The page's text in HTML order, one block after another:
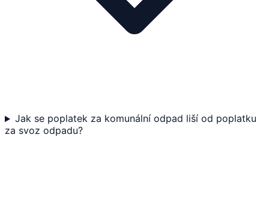
Jak se poplatek za komunální odpad liší od poplatku
za svoz odpadu?